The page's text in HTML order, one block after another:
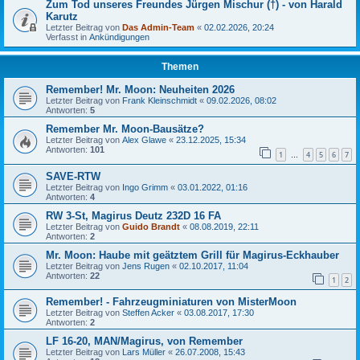
Zum Tod unseres Freundes Jürgen Mischur (†) - von Harald
Karutz
Letzter Beitrag von Das Admin-Team « 02.02.2026, 20:24
Verfasst in Ankündigungen
Themen
Remember! Mr. Moon: Neuheiten 2026
Letzter Beitrag von Frank Kleinschmidt « 09.02.2026, 08:02
Antworten: 5
Remember Mr. Moon-Bausätze?
Letzter Beitrag von Alex Glawe « 23.12.2025, 15:34
Antworten: 101 1 … 4 5 6 7
SAVE-RTW
Letzter Beitrag von Ingo Grimm « 03.01.2022, 01:16
Antworten: 4
RW 3-St, Magirus Deutz 232D 16 FA
Letzter Beitrag von Guido Brandt « 08.08.2019, 22:11
Antworten: 2
Mr. Moon: Haube mit geätztem Grill für Magirus-Eckhauber
Letzter Beitrag von Jens Rugen « 02.10.2017, 11:04
Antworten: 22 1 2
Remember! - Fahrzeugminiaturen von MisterMoon
Letzter Beitrag von Steffen Acker « 03.08.2017, 17:30
Antworten: 2
LF 16-20, MAN/Magirus, von Remember
Letzter Beitrag von Lars Müller « 26.07.2008, 15:43